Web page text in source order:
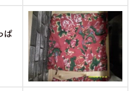
ぱ